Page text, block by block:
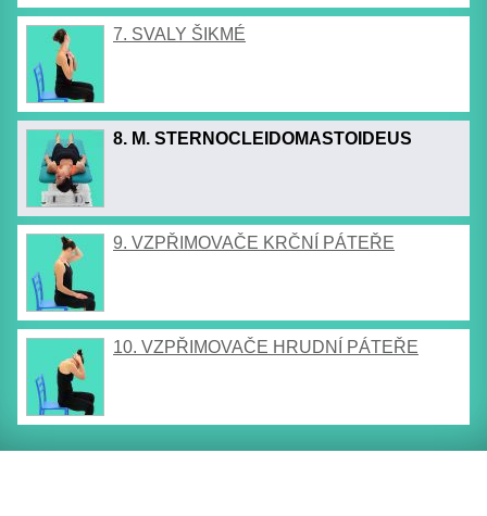
7. SVALY ŠIKMÉ
8. M. STERNOCLEIDOMASTOIDEUS
9. VZPŘIMOVAČE KRČNÍ PÁTEŘE
10. VZPŘIMOVAČE HRUDNÍ PÁTEŘE